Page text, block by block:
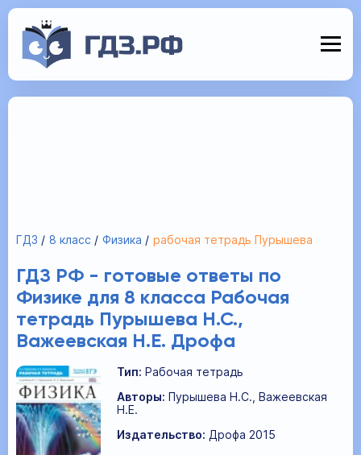
ГДЗ 8 класс Физика рабочая тетрадь Пурышева
ГДЗ РФ - готовые ответы по
Физике для 8 класса Рабочая
тетрадь Пурышева Н.С.,
Важеевская Н.Е. Дрофа
Тип: Рабочая тетрадь
Авторы: Пурышева Н.С., Важеевская
Н.Е.
Издательство: Дрофа 2015